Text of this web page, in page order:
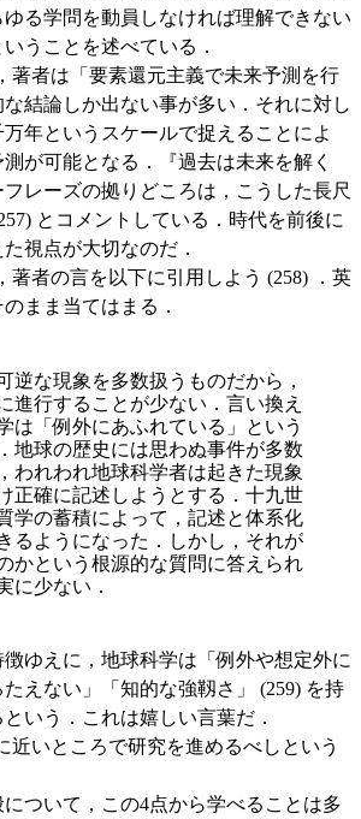
る学問を動員しなければ理解できない
うことを述べている．
著者は「要素還元主義で未来予測を行
な結論しか出ない事が多い．それに対し
年というスケールで捉えることによ
が可能となる．『過去は未来を解く
レーズの拠りどころは，こうした長尺
とコメントしている．時代を前後に
視点が大切なのだ．
者の言を以下に引用しよう (258) ．英
まま当てはまる．
逆な現象を多数扱うものだから，
進行することが少ない．言い換え
は「例外にあふれている」という
地球の歴史には思わぬ事件が多数
われわれ地球科学者は起きた現象
正確に記述しようとする．十九世
学の蓄積によって，記述と体系化
るようになった．しかし，それが
かという根源的な質問に答えられ
に少ない．
ゆえに，地球科学は「例外や想定外に
えない」「知的な強靱さ」 (259) を持
いう．これは嬉しい言葉だ．
いところで研究を進めるべしという
ついて，この4点から学べることは多